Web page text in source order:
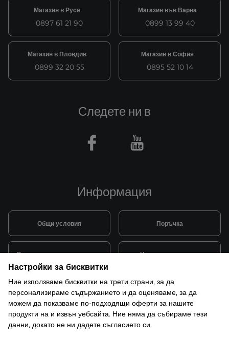
Магазин в Русе
0897 61 21 90
Магазин във Варна
0899 13 99 40
Магазин в Пловдив
0899 32 20 55
Магазин в София
0895 52 10 14
Информация
Общи условия Поръчка
Видове и цена за транспорт Начини на плащане
Система за лоялни клиенти Монтаж и поддръжка
Рекламации и гаранция
Следете ни в
Facebook Youtube
Настройки за бисквитки
Ние използваме бисквитки на трети страни, за да
персонализираме съдържанието и да оценяваме, за да
можем да показваме по-подходящи оферти за нашите
продукти на и извън уебсайта. Ние няма да събираме тези
данни, докато не ни дадете съгласието си.